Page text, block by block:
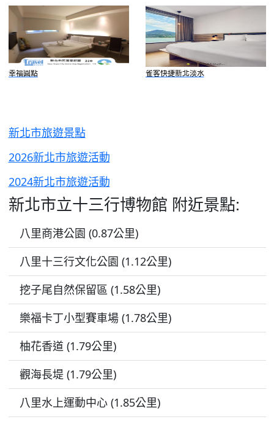
幸福圓點 雀客快捷新北淡水
新北市旅遊景點
2026新北市旅遊活動
2024新北市旅遊活動
新北市立十三行博物館 附近景點:
八里商港公園 (0.87公里)
八里十三行文化公園 (1.12公里)
挖子尾自然保留區 (1.58公里)
樂福卡丁小型賽車場 (1.78公里)
柚花香道 (1.79公里)
觀海長堤 (1.79公里)
八里水上運動中心 (1.85公里)